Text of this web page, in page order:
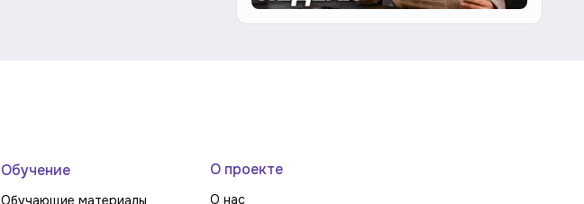
Обучение
Обучающие материалы
О проекте
О нас